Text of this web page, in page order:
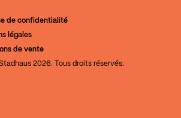
de confidentialité
légales
de vente
2026. Tous droits réservés.
de la Culture